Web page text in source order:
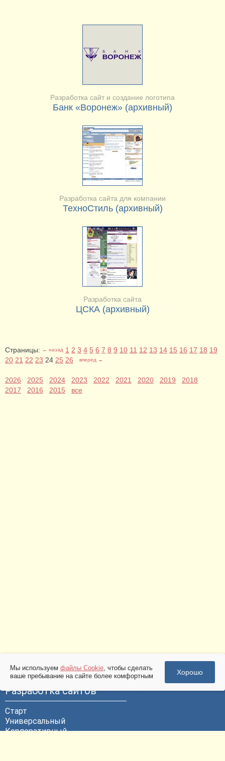
Разработка сайт и создание логотипа
Банк «Воронеж» (архивный)
Разработка сайта для компании
ТехноСтиль (архивный)
Разработка сайта
ЦСКА (архивный)
Страницы: ← назад 1 2 3 4 5 6 7 8 9 10 11 12 13 14 15 16 17 18 19
20 21 22 23 24 25 26 вперед →
2026 2025 2024 2023 2022 2021 2020 2019
2018
2017
2016 2015 все
Разработка сайтов
Старт
Универсальный
Корпоративный
Мы используем файлы Cookie, чтобы сделать
ваше пребывание на сайте более комфортным
Хорошо